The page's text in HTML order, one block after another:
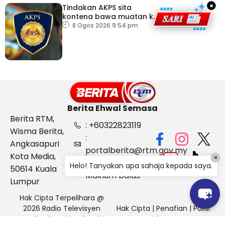
Tindakan AKPS sita
kontena bawa muatan ke
Israel bukti ketegasan
8 Ogos 2026 9:54 pm
×
Berita Ehwal Semasa
Berita RTM,
Wisma Berita,
Angkasapuri
Kota Media,
50614 Kuala
Lumpur
: +60322823119
:
portalberita@rtm.gov.my
: Aduan &
Maklum balas
Hak Cipta Terpelihara @
2026 Radio Televisyen
Malaysia, Berita Ehwal
Hak Cipta | Penafian | Polisi
Keselamatan
Helo! Tanyakan apa sahaja kepada saya.
×